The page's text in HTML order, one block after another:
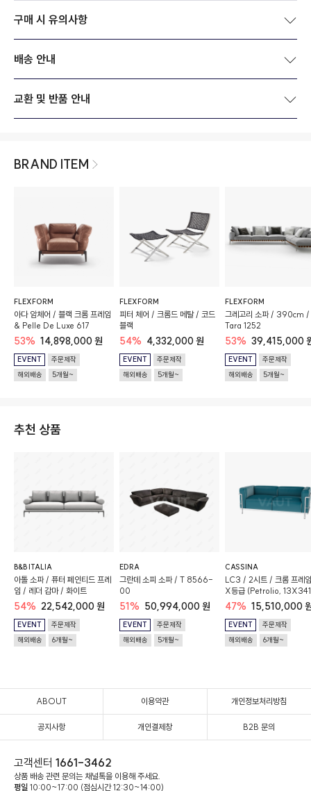
구매 시 유의사항
배송 안내
교환 및 반품 안내
BRAND ITEM
FLEXFORM
아다 암체어 / 블랙 크롬 프레임
& Pelle De Luxe 617
53% 14,898,000 원
EVENT
주문제작
해외배송
5개월~
FLEXFORM
피터 체어 / 크롬드 메탈 / 코드
블랙
54% 4,332,000 원
EVENT
주문제작
해외배송
5개월~
FLEXFORM
그레고리 소파 / 390cm /
Tara 1252
53% 39,415,000
EVENT
주문제작
해외배송
5개월~
추천 상품
B&B ITALIA
아톨 소파 / 퓨터 페인티드 프레
임 / 레더 감마 / 화이트
54% 22,542,000 원
EVENT
주문제작
해외배송
6개월~
EDRA
그란데 소피 소파 / T 8566-
00
51% 50,994,000 원
EVENT
주문제작
해외배송
5개월~
CASSINA
LC3 / 2시트 / 크롬 프레
X등급 (Petrolio,
구스폼
47% 15,510,000
EVENT
주문제작
해외배송
6개월~
ABOUT 이용약관 개인정보처리방침
공지사항 개인결제창 B2B 문의
고객센터 1661-3462
상품 배송 관련 문의는 채널톡을 이용해 주세요.
평일 10:00~17:00 (점심시간 12:30~14:00)